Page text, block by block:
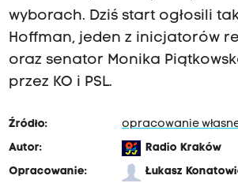
wyborach. Dziś start ogłosili
Hoffman, jeden z inicjatorów
oraz senator Monika
przez KO i PSL.
Źródło:
opracowanie
Autor:
Radio Kraków
Opracowanie:
Łukasz